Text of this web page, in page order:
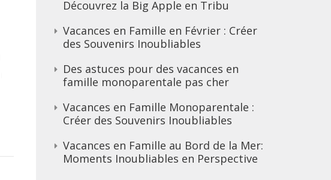
Découvrez la Big Apple en Tribu
Vacances en Famille en Février : Créer
des Souvenirs Inoubliables
Des astuces pour des vacances en
famille monoparentale pas cher
Vacances en Famille Monoparentale :
Créer des Souvenirs Inoubliables
Vacances en Famille au Bord de la Mer:
Moments Inoubliables en Perspective